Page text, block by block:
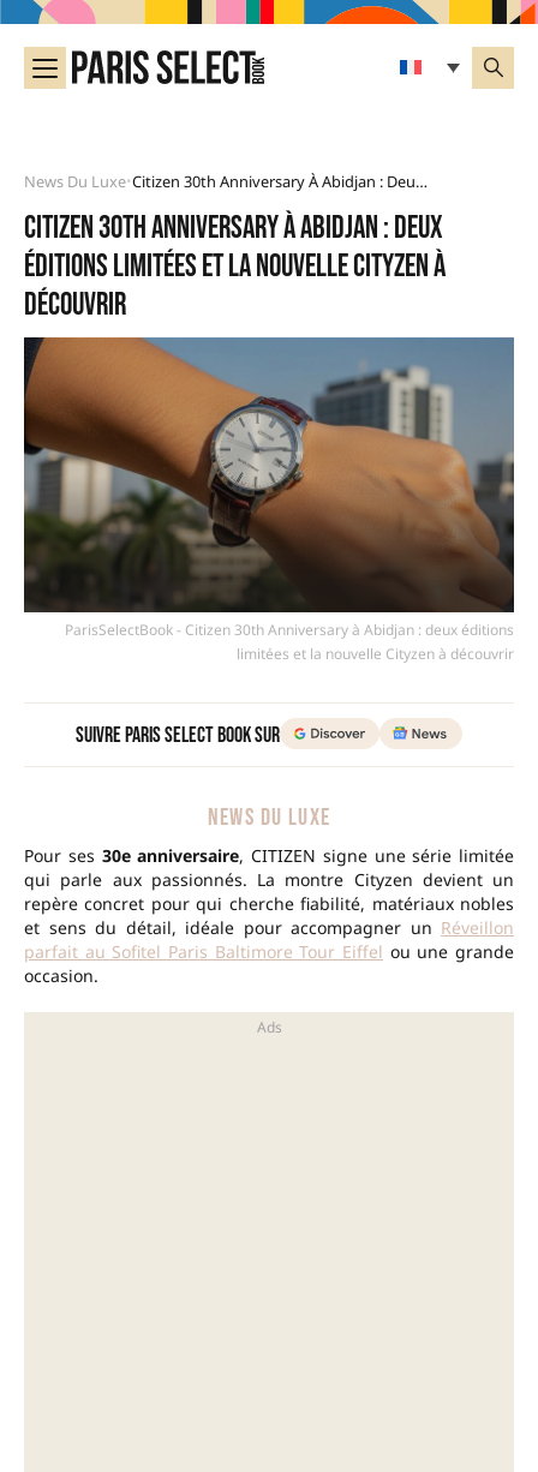
News Du Luxe• Citizen 30th Anniversary À Abidjan : Deux Éditions Limitées Et La Nouvelle Cityzen À Découvrir
Citizen 30th Anniversary à Abidjan : deux
éditions limitées et la nouvelle Cityzen à
découvrir
ParisSelectBook - Citizen 30th Anniversary à Abidjan : deux éditions
limitées et la nouvelle Cityzen à découvrir
Suivre Paris Select Book sur
NEWS DU LUXE
Pour ses 30e anniversaire, CITIZEN signe une série limitée
qui parle aux passionnés. La montre Cityzen devient un
repère concret pour qui cherche fiabilité, matériaux nobles
et sens du détail, idéale pour accompagner un Réveillon
parfait au Sofitel Paris Baltimore Tour Eiffel ou une grande
occasion.